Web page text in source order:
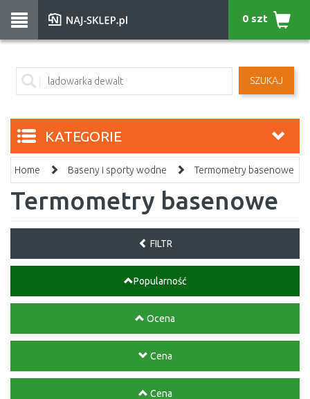
SZUKAJ
0 szt
KATEGORIE
Home Baseny i sporty wodne Termometry basenowe
Termometry basenowe
FILTR
Popularność
Ocena
Cena
Cena